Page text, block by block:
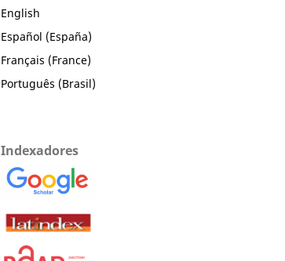
English
Español (España)
Français (France)
Português (Brasil)
Indexadores